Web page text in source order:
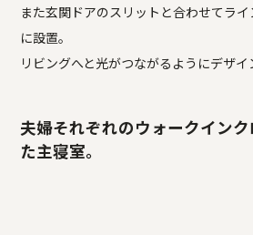
また玄関ドアのスリットと合わせてラ
に設置。
リビングへと光がつながるようにデザイ
夫婦それぞれのウォークイン
た主寝室。